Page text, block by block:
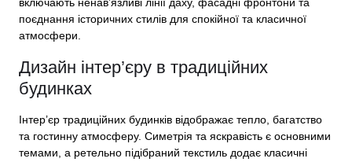
поєднання історичних стилів для спокійної та класичної
атмосфери.
Дизайн інтер’єру в традиційних
будинках
Інтер’єр традиційних будинків відображає тепло, багатство
та гостинну атмосферу. Симетрія та яскравість є основними
темами, а ретельно підібраний текстиль додає класичні